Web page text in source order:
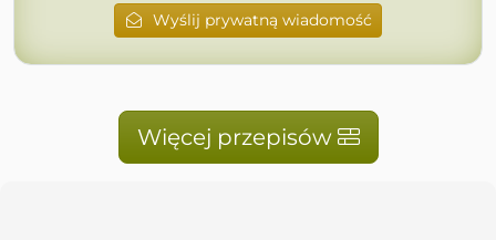
Wyślij prywatną wiadomość
Więcej przepisów